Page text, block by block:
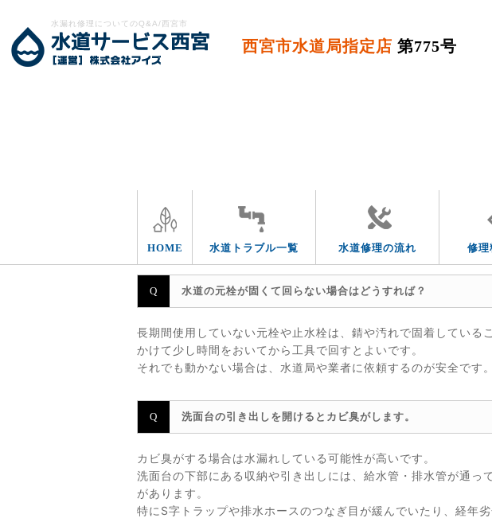
水漏れ修理についてのQ&A/西宮市
西宮市水道局指定店 第775号
HOME 水道トラブル一覧 水道修理の流れ 修理
水道の元栓が固くて回らない場合はどうすれば？
長期間使用していない元栓や止水栓は、錆や汚れで固着してい
かけて少し時間をおいてから工具で回すとよいです。
それでも動かない場合は、水道局や業者に依頼するのが安全で
洗面台の引き出しを開けるとカビ臭がします。
カビ臭がする場合は水漏れしている可能性が高いです。
洗面台の下部にある収納や引き出しには、給水管・排水管が通
があります。
特にS字トラップや排水ホースのつなぎ目が緩んでいたり、経年